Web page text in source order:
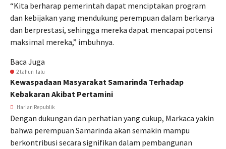
“Kita berharap pemerintah dapat menciptakan program
dan kebijakan yang mendukung perempuan dalam berkarya
dan berprestasi, sehingga mereka dapat mencapai potensi
maksimal mereka,” imbuhnya.
Baca Juga
2 tahun lalu
Kewaspadaan Masyarakat Samarinda Terhadap
Kebakaran Akibat Pertamini
Harian Republik
Dengan dukungan dan perhatian yang cukup, Markaca yakin
bahwa perempuan Samarinda akan semakin mampu
berkontribusi secara signifikan dalam pembangunan